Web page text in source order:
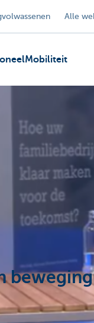
Alle
Mobiliteit
beweging